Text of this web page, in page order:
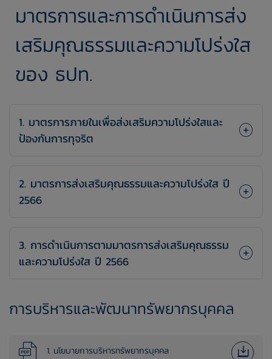
มาตรการและการดำเนินการส่ง
เสริมคุณธรรมและความโปร่งใส
ของ ธปท.
1. มาตรการภายในเพื่อส่งเสริมความโปร่งใสและ
ป้องกันการทุจริต
2. มาตรการส่งเสริมคุณธรรมและความโปร่งใส ปี
2566
3. การดำเนินการตามมาตรการส่งเสริมคุณธรรม
และความโปร่งใส ปี 2566
​การบริหารและพัฒนาทรัพยากรบุคคล
1. นโยบายการบริหารทรัพยากรบุคคล